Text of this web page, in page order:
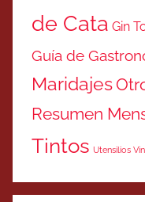
de Cata Gin
Guía de
Maridajes
Resumen
Tintos Utensilios